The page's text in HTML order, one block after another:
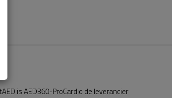
is AED360-ProCardio de leverancier